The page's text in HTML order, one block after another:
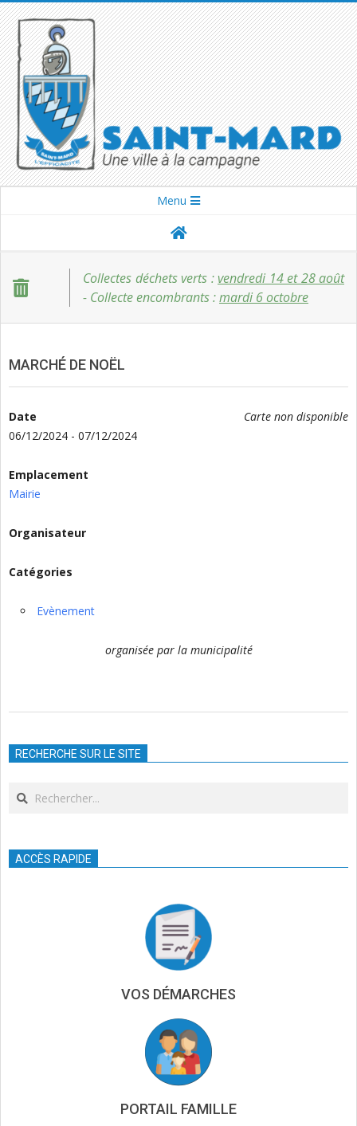
Skip
to
content
SAINT-
Menu
Collectes déchets verts :vendredi 14 et 28 août
- Collecte encombrants :mardi 6 octobre
MARCHÉ DE NOËL
Carte non disponible
Date
06/12/2024 - 07/12/2024
Emplacement
Mairie
Organisateur
Catégories
Evènement
organisée par la municipalité
06RECHERCHE SUR LE SITE
Search
ACCÈS RAPIDE
VOS DÉMARCHES
PORTAIL FAMILLE